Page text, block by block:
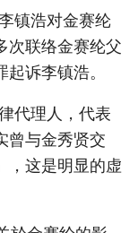
镇浩对金赛纶
次联络金赛纶父
诉李镇浩。
代理人，代表
曾与金秀贤交
，这是明显的虚